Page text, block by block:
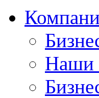
Наши